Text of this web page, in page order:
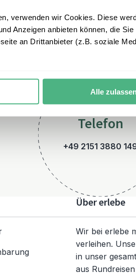
verwenden wir Cookies. Diese
Anzeigen anbieten können, die Sie
an Drittanbieter (z.B. soziale
Alle
Telefon
+49 2151 3880
Über erlebe
Wir bei erlebe
verleihen.
in unser
aus